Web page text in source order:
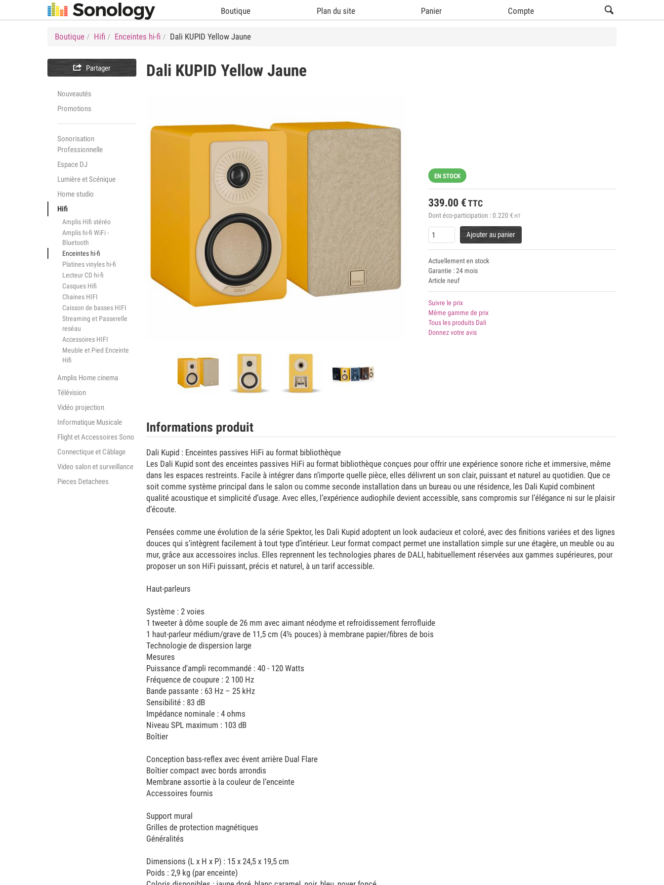
Boutique Plan du site Panier Compte
Boutique Hifi Enceintes hi-fi Dali KUPID Yellow Jaune
 Partager
Nouveautés
Promotions
Sonorisation
Professionnelle
Espace DJ
Lumière et Scénique
Home studio
Hifi
Amplis Hifi stéréo
Amplis hi-fi WiFi -
Bluetooth
Enceintes hi-fi
Platines vinyles hi-fi
Lecteur CD hi-fi
Casques Hifi
Chaines HIFI
Caisson de basses HIFI
Streaming et Passerelle
reséau
Accessoires HIFI
Meuble et Pied Enceinte
Hifi
Amplis Home cinema
Télévision
Vidéo projection
Informatique Musicale
Flight et Accessoires Sono
Connectique et Câblage
Video salon et surveillance
Pieces Detachees
Dali KUPID Yellow Jaune
EN STOCK
339.00 € TTC
Dont éco-participation :0.220 € HT
Ajouter au panier
Actuellement en stock
Garantie : 24 mois
Article neuf
Suivre le prix
Même gamme de prix
Tous les produits Dali
Donnez votre avis
Informations produit
Dali Kupid : Enceintes passives HiFi au format bibliothèque
Les Dali Kupid sont des enceintes passives HiFi au format bibliothèque conçues pour offrir une expérience sonore riche et immersive, même
dans les espaces restreints. Facile à intégrer dans n’importe quelle pièce, elles délivrent un son clair, puissant et naturel au quotidien. Que ce
soit comme système principal dans le salon ou comme seconde installation dans un bureau ou une résidence, les Dali Kupid combinent
qualité acoustique et simplicité d’usage. Avec elles, l’expérience audiophile devient accessible, sans compromis sur l’élégance ni sur le plaisir
d’écoute.
Pensées comme une évolution de la série Spektor, les Dali Kupid adoptent un look audacieux et coloré, avec des finitions variées et des lignes
douces qui s’intègrent facilement à tout type d’intérieur. Leur format compact permet une installation simple sur une étagère, un meuble ou au
mur, grâce aux accessoires inclus. Elles reprennent les technologies phares de DALI, habituellement réservées aux gammes supérieures, pour
proposer un son HiFi puissant, précis et naturel, à un tarif accessible.
Haut-parleurs
Système : 2 voies
1 tweeter à dôme souple de 26 mm avec aimant néodyme et refroidissement ferrofluide
1 haut-parleur médium/grave de 11,5 cm (4½ pouces) à membrane papier/fibres de bois
Technologie de dispersion large
Mesures
Puissance d'ampli recommandé : 40 - 120 Watts
Fréquence de coupure : 2 100 Hz
Bande passante : 63 Hz – 25 kHz
Sensibilité : 83 dB
Impédance nominale : 4 ohms
Niveau SPL maximum : 103 dB
Boîtier
Conception bass-reflex avec évent arrière Dual Flare
Boîtier compact avec bords arrondis
Membrane assortie à la couleur de l’enceinte
Accessoires fournis
Support mural
Grilles de protection magnétiques
Généralités
Dimensions (L x H x P) : 15 x 24,5 x 19,5 cm
Poids : 2,9 kg (par enceinte)